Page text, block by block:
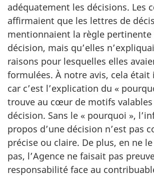
adéquatement les décisions. Les
affirmaient que les lettres de
mentionnaient la règle pertinente
décision, mais qu’elles
raisons pour lesquelles elles
formulées. À notre avis, cela était
car c’est l’explication du «
trouve au cœur de motifs
décision. Sans le « pourquoi »,
propos d’une décision n’est pas
précise ou claire. De plus, en ne
pas, l’Agence ne faisait pas
responsabilité face au